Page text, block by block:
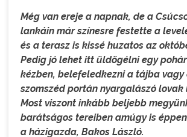
Még van ereje a napnak, de a
lankáin már színesre festette a
és a terasz is kissé huzatos az
Pedig jó lehet itt üldögélni egy
kézben, belefeledkezni a tájba vagy
szomszéd portán nyargalászó lovak
Most viszont inkább beljebb
barátságos tereiben amúgy is
a házigazda, Bakos László.